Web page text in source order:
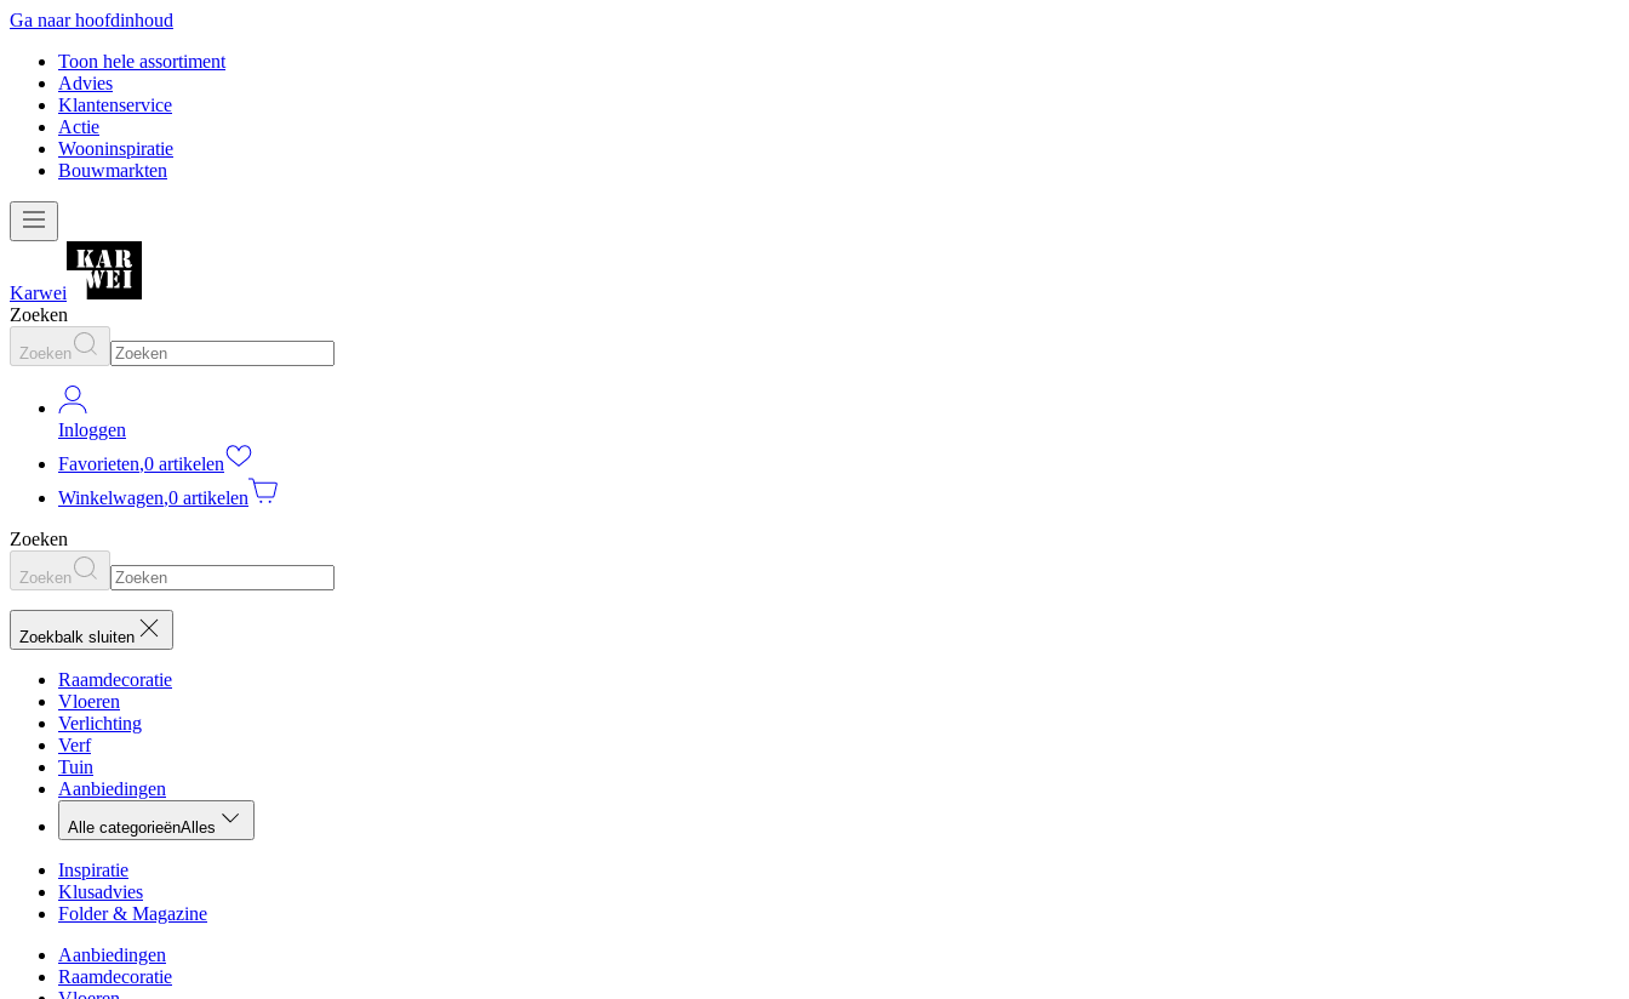
Ga naar hoofdinhoud
Toon hele assortiment
Advies
Klantenservice
Actie
Wooninspiratie
Bouwmarkten
Karwei
Zoeken
Zoeken
Inloggen
Favorieten,0 artikelen
Winkelwagen,0 artikelen
Zoeken
Zoeken
Zoekbalk sluiten
Raamdecoratie
Vloeren
Verlichting
Verf
Tuin
Aanbiedingen
Alle categorieënAlles
Inspiratie
Klusadvies
Folder & Magazine
Aanbiedingen
Raamdecoratie